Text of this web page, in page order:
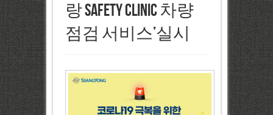
랑 Safety Clinic 차량
점검 서비스’실시